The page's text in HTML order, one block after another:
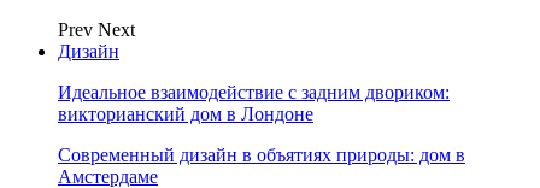
Prev Next
Дизайн
Идеальное взаимодействие с задним двориком:
викторианский дом в Лондоне
Современный дизайн в объятиях природы: дом в
Амстердаме